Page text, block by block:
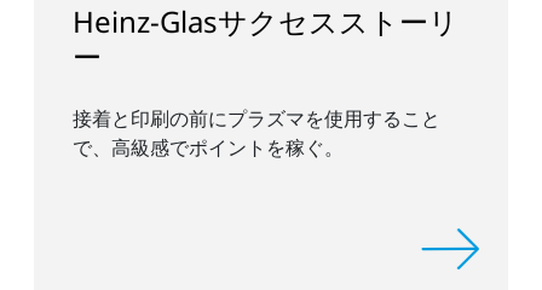
Heinz-Glasサクセスストーリ
ー
接着と印刷の前にプラズマを使用すること
で、高級感でポイントを稼ぐ。